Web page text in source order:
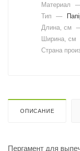
Материал
Тип
—
Длина, cм
Ширина, cм
Страна
ОПИСАНИЕ
Пергамент для